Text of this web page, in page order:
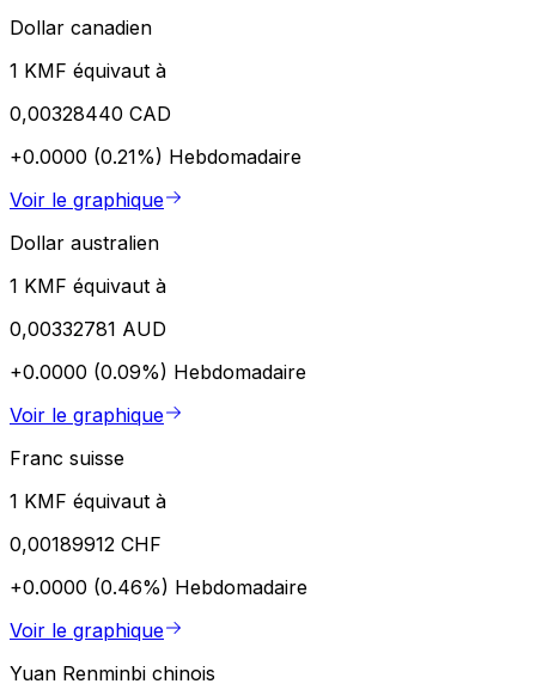
Dollar canadien
1 KMF équivaut à
0,00328440 CAD
+0.0000 (0.21%) Hebdomadaire
Voir le graphique
Dollar australien
1 KMF équivaut à
0,00332781 AUD
+0.0000 (0.09%) Hebdomadaire
Voir le graphique
Franc suisse
1 KMF équivaut à
0,00189912 CHF
+0.0000 (0.46%) Hebdomadaire
Voir le graphique
Yuan Renminbi chinois